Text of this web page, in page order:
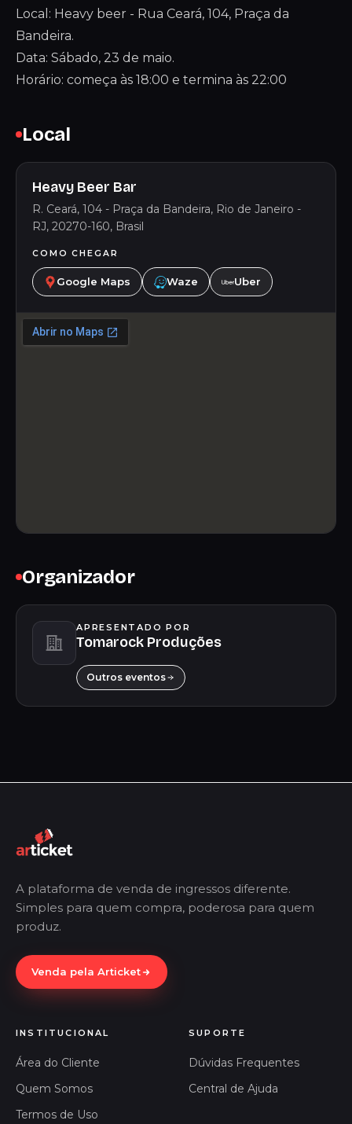
Local: Heavy beer - Rua Ceará, 104, Praça da
Bandeira.
Data: Sábado, 23 de maio.
Horário: começa às 18:00 e termina às 22:00
Local
Heavy Beer Bar
R. Ceará, 104 - Praça da Bandeira, Rio de Janeiro -
RJ, 20270-160, Brasil
COMO CHEGAR
Google Maps Waze Uber
Organizador
APRESENTADO POR
Tomarock Produções
Outros eventos
A plataforma de venda de ingressos diferente.
Simples para quem compra, poderosa para quem
produz.
Venda pela Articket
INSTITUCIONAL
Área do Cliente
Quem Somos
Termos de Uso
SUPORTE
Dúvidas Frequentes
Central de Ajuda